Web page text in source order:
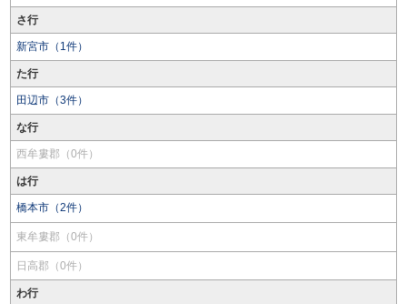
さ行
新宮市（1件）
た行
田辺市（3件）
な行
西牟婁郡（0件）
は行
橋本市（2件）
東牟婁郡（0件）
日高郡（0件）
わ行